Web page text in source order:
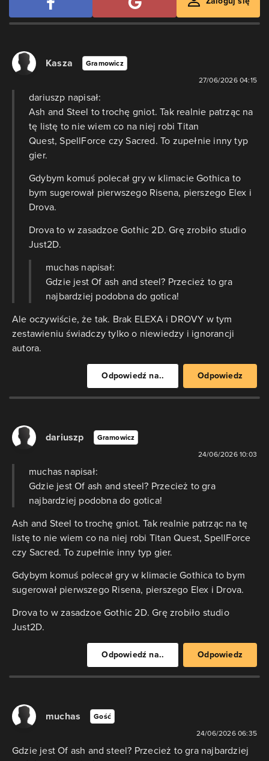
Kasza Gramowicz
27/06/2026 04:15
dariuszp napisał:
Ash and Steel to trochę gniot. Tak realnie patrząc na
tę listę to nie wiem co na niej robi Titan
Quest, SpellForce czy Sacred. To zupełnie inny typ
gier.
Gdybym komuś polecał gry w klimacie Gothica to
bym sugerował pierwszego Risena, pierszego Elex i
Drova.
Drova to w zasadzoe Gothic 2D. Grę zrobiło studio
Just2D.
muchas napisał:
Gdzie jest Of ash and steel? Przecież to gra
najbardziej podobna do gotica!
Ale oczywiście, że tak. Brak ELEXA i DROVY w tym
zestawieniu świadczy tylko o niewiedzy i ignorancji
autora.
Odpowiedź na.. Odpowiedz
dariuszp Gramowicz
24/06/2026 10:03
muchas napisał:
Gdzie jest Of ash and steel? Przecież to gra
najbardziej podobna do gotica!
Ash and Steel to trochę gniot. Tak realnie patrząc na tę
listę to nie wiem co na niej robi Titan Quest, SpellForce
czy Sacred. To zupełnie inny typ gier.
Gdybym komuś polecał gry w klimacie Gothica to bym
sugerował pierwszego Risena, pierszego Elex i Drova.
Drova to w zasadzoe Gothic 2D. Grę zrobiło studio
Just2D.
Odpowiedź na.. Odpowiedz
muchas Gość
24/06/2026 06:35
Gdzie jest Of ash and steel? Przecież to gra najbardziej